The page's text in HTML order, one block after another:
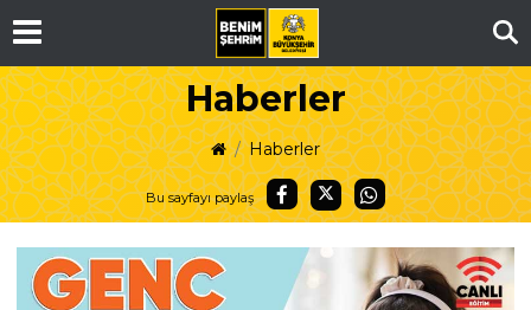
Haberler
Haberler
Bu sayfayı paylaş